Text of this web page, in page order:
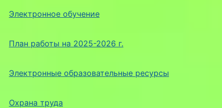
Электронное обучение
План работы на 2025-2026 г.
Электронные образовательные ресурсы
Охрана труда